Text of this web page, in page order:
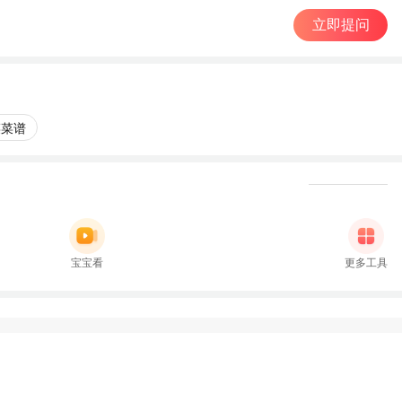
立即提问
谱
宝宝看 更多工具